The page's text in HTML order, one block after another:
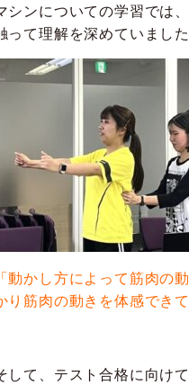
シンについての学習では
って理解を深めていました
「動かし方によって筋肉の
り筋肉の動きを体感でき
して、テスト合格に向け